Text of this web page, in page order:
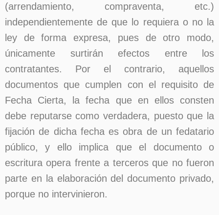
(arrendamiento, compraventa, etc.)
independientemente de que lo requiera o no la
ley de forma expresa, pues de otro modo,
únicamente surtirán efectos entre los
contratantes. Por el contrario, aquellos
documentos que cumplen con el requisito de
Fecha Cierta, la fecha que en ellos consten
debe reputarse como verdadera, puesto que la
fijación de dicha fecha es obra de un fedatario
público, y ello implica que el documento o
escritura opera frente a terceros que no fueron
parte en la elaboración del documento privado,
porque no intervinieron.